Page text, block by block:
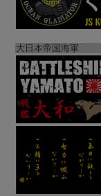
大日本帝国海軍